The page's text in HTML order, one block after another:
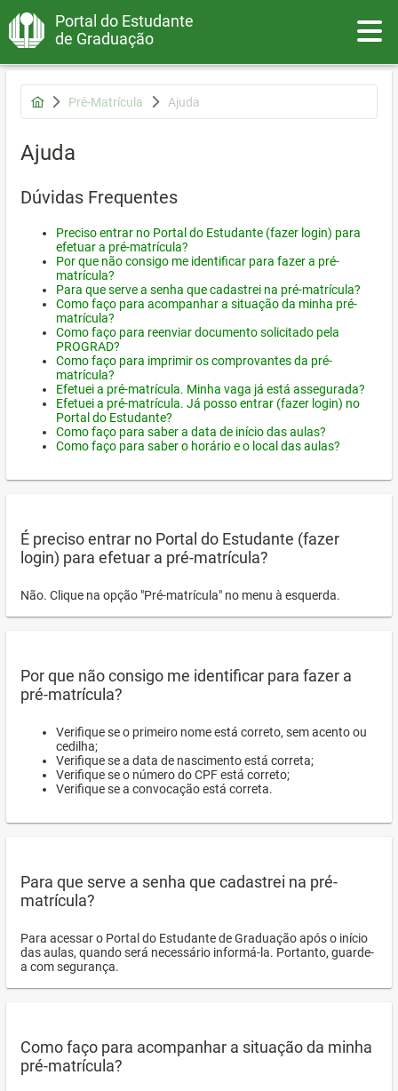
Portal do Estudante
de Graduação
Pré-Matrícula Ajuda
Ajuda
Dúvidas Frequentes
Preciso entrar no Portal do Estudante (fazer login) para
efetuar a pré-matrícula?
Por que não consigo me identificar para fazer a pré-
matrícula?
Para que serve a senha que cadastrei na pré-matrícula?
Como faço para acompanhar a situação da minha pré-
matrícula?
Como faço para reenviar documento solicitado pela
PROGRAD?
Como faço para imprimir os comprovantes da pré-
matrícula?
Efetuei a pré-matrícula. Minha vaga já está assegurada?
Efetuei a pré-matrícula. Já posso entrar (fazer login) no
Portal do Estudante?
Como faço para saber a data de início das aulas?
Como faço para saber o horário e o local das aulas?
É preciso entrar no Portal do Estudante (fazer
login) para efetuar a pré-matrícula?
Não. Clique na opção "Pré-matrícula" no menu à esquerda.
Por que não consigo me identificar para fazer a
pré-matrícula?
Verifique se o primeiro nome está correto, sem acento ou
cedilha;
Verifique se a data de nascimento está correta;
Verifique se o número do CPF está correto;
Verifique se a convocação está correta.
Para que serve a senha que cadastrei na pré-
matrícula?
Para acessar o Portal do Estudante de Graduação após o início
das aulas, quando será necessário informá-la. Portanto, guarde-
a com segurança.
Como faço para acompanhar a situação da minha
pré-matrícula?